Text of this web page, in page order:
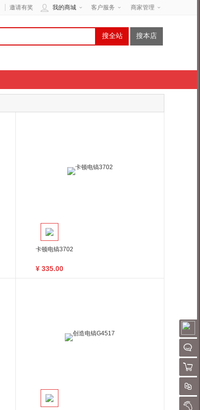
聊
购物
对
我的
客户服务 商家管理
我的商城
邀请有奖
搜全站 搜本店
卡顿电镐3702
¥335.00